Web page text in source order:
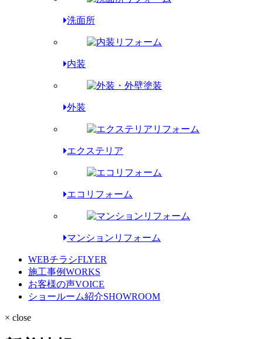
洗面所
内装
外装
エクステリア
エコリフォーム
マンションリフォーム
WEBチラシFLYER
施工事例WORKS
お客様の声VOICE
ショールーム紹介SHOWROOM
× close